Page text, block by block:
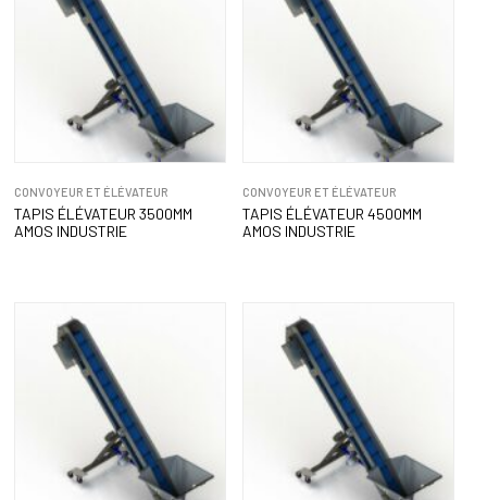
CONVOYEUR ET ÉLÉVATEUR
TAPIS ÉLÉVATEUR 3500MM
AMOS INDUSTRIE
CONVOYEUR ET ÉLÉVATEUR
TAPIS ÉLÉVATEUR 4500MM
AMOS INDUSTRIE